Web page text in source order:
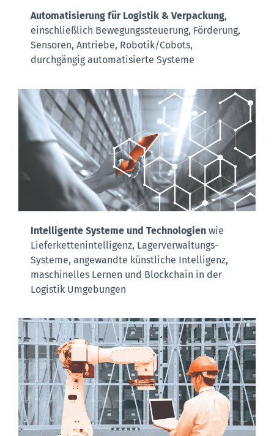
Automatisierung für Logistik & Verpackung,
einschließlich Bewegungssteuerung, Förderung,
Sensoren, Antriebe, Robotik/Cobots,
durchgängig automatisierte Systeme
Intelligente Systeme und Technologien wie
Lieferkettenintelligenz, Lagerverwaltungs-
Systeme, angewandte künstliche Intelligenz,
maschinelles Lernen und Blockchain in der
Logistik Umgebungen